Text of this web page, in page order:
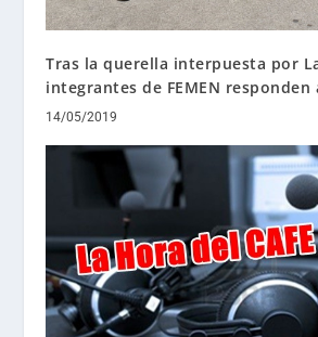
Tras la querella interpuesta por
integrantes de FEMEN responden
14/05/2019